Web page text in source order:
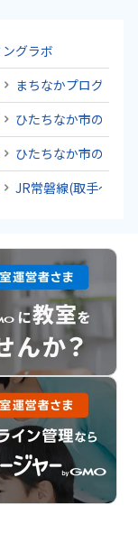
グラボ
まちなかプログラミ
ひたちなか市のプロ
ひたちなか市のプロ
JR常磐線(取手～い